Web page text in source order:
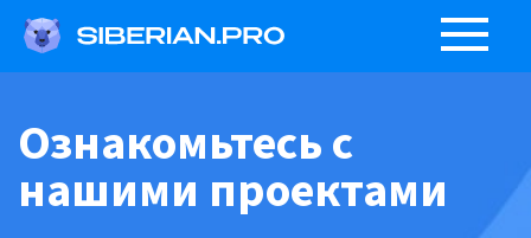
Ознакомьтесь с
нашими проектами